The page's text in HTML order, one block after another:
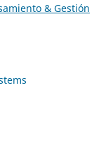
& Gestión